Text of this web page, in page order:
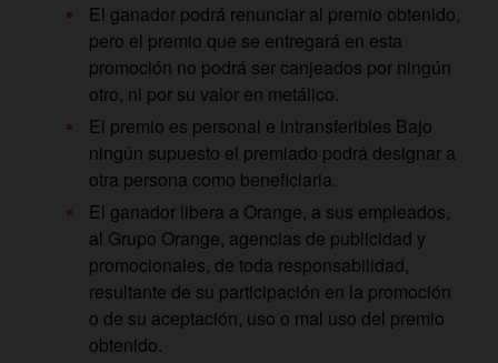
El ganador podrá renunciar al premio obtenido,
pero el premio que se entregará en esta
promoción no podrá ser canjeados por ningún
otro, ni por su valor en metálico.
El premio es personal e intransferibles Bajo
ningún supuesto el premiado podrá designar a
otra persona como beneficiaria.
El ganador libera a Orange, a sus empleados,
al Grupo Orange, agencias de publicidad y
promocionales, de toda responsabilidad,
resultante de su participación en la promoción
o de su aceptación, uso o mal uso del premio
obtenido.